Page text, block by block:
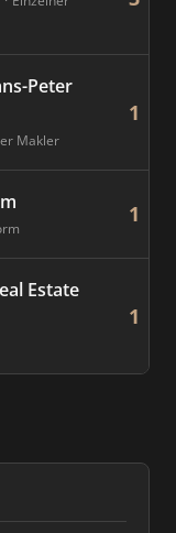
Peter
Makler
1
1
Estate
1